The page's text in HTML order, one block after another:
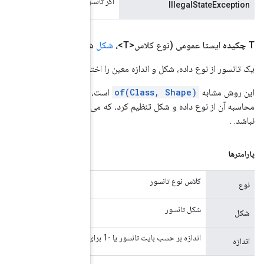
اندازه بلند)
می دهد.
این تفاوت که اندازه نهایی تانسور را می توان به طور صریح به جای
بزرگتر از فضای واقعی مورد نیاز برای ذخیره داده ها باشد اما کوچکتر